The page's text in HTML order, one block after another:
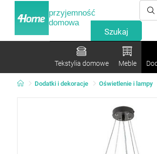
przyjemność
domowa
Tekstylia domowe Meble
Dodatki i dekoracje Oświetlenie i lampy